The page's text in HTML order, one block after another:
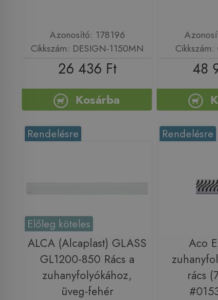
Azonosító: 178196
Cikkszám: DESIGN-1150MN
26 436 Ft
Kosárba
48
Rendelésre
Előleg köteles
ALCA (Alcaplast) GLASS
GL1200-850 Rács a
zuhanyfolyókához,
üveg-fehér
Rendelésre
Aco
rács